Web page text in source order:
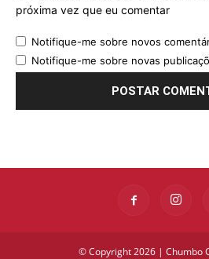
próxima vez que eu comentar
Notifique-me sobre novos
Notifique-me sobre novas
© Copyright 2026 | Chumbo